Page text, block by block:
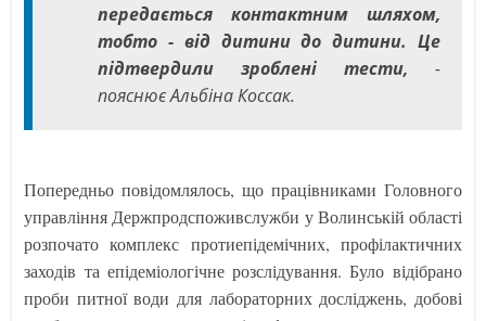
передається контактним шляхом,
тобто - від дитини до дитини. Це
підтвердили зроблені тести, -
пояснює Альбіна Коссак.
Попередньо повідомлялось, що працівниками Головного
управління Держпродспоживслужби у Волинській області
розпочато комплекс протиепідемічних, профілактичних
заходів та епідеміологічне розслідування. Було відібрано
проби питної води для лабораторних досліджень, добові